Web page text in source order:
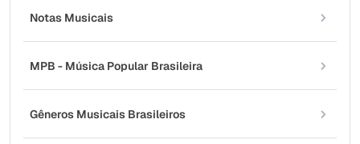
Notas Musicais
MPB - Música Popular Brasileira
Gêneros Musicais Brasileiros